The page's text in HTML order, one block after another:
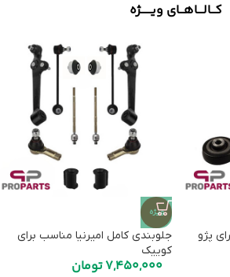
کـــالــــاهـــای ویـــــــژه
پژو
ویژه
جلوبندی کامل امیرنیا مناسب برای
کوییک
7,450,000تومان